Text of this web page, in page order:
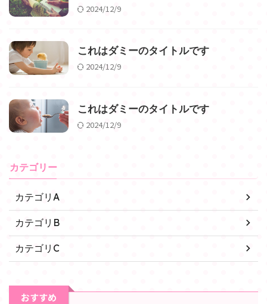
2024/12/9
これはダミーのタイトルです
2024/12/9
これはダミーのタイトルです
2024/12/9
カテゴリー
カテゴリA
カテゴリB
カテゴリC
おすすめ